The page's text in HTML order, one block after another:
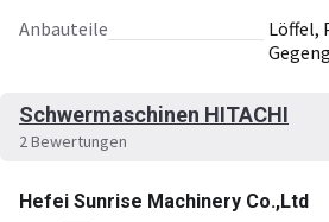
Anbauteile
Löffel,
Schwermaschinen HITACHI
2 Bewertungen
Hefei Sunrise Machinery Co.,Ltd